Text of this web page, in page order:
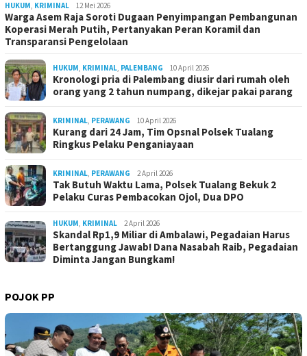
HUKUM, KRIMINAL 12 Mei 2026
Warga Asem Raja Soroti Dugaan Penyimpangan Pembangunan
Koperasi Merah Putih, Pertanyakan Peran Koramil dan
Transparansi Pengelolaan
HUKUM, KRIMINAL, PALEMBANG 10 April 2026
Kronologi pria di Palembang diusir dari rumah oleh
orang yang 2 tahun numpang, dikejar pakai parang
KRIMINAL, PERAWANG 10 April 2026
Kurang dari 24 Jam, Tim Opsnal Polsek Tualang
Ringkus Pelaku Penganiayaan
KRIMINAL, PERAWANG 2 April 2026
Tak Butuh Waktu Lama, Polsek Tualang Bekuk 2
Pelaku Curas Pembacokan Ojol, Dua DPO
HUKUM, KRIMINAL 2 April 2026
Skandal Rp1,9 Miliar di Ambalawi, Pegadaian Harus
Bertanggung Jawab! Dana Nasabah Raib, Pegadaian
Diminta Jangan Bungkam!
POJOK PP